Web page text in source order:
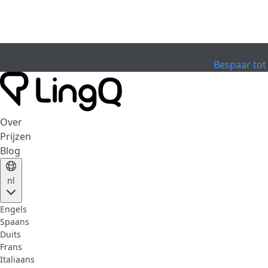
Bespaar tot
Over
Prijzen
Blog
nl
Engels
Spaans
Duits
Frans
Italiaans